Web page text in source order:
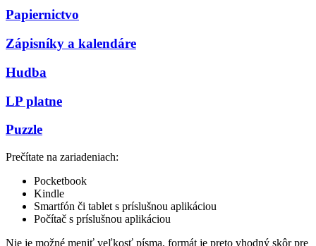
Papiernictvo
Zápisníky a kalendáre
Hudba
LP platne
Puzzle
Prečítate na zariadeniach:
Pocketbook
Kindle
Smartfón či tablet s príslušnou aplikáciou
Počítač s príslušnou aplikáciou
Nie je možné meniť veľkosť písma, formát je preto vhodný skôr pre